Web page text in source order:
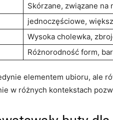
Skórzane, związane na⁣
jednoczęściowe,
Wysoka cholewka,
Różnorodność form,
elementem ubioru, ale
w różnych ⁢kontekstach